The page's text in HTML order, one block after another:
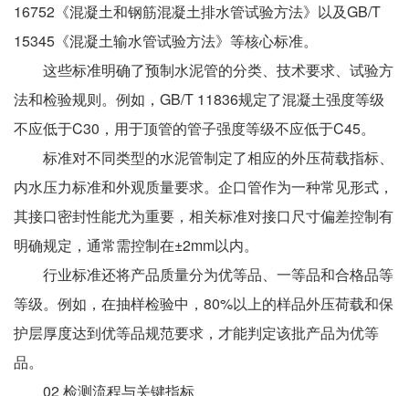
16752《混凝土和钢筋混凝土排水管试验方法》以及GB/T
15345《混凝土输水管试验方法》等核心标准。
这些标准明确了预制水泥管的分类、技术要求、试验方
法和检验规则。例如，GB/T 11836规定了混凝土强度等级
不应低于C30，用于顶管的管子强度等级不应低于C45。
标准对不同类型的水泥管制定了相应的外压荷载指标、
内水压力标准和外观质量要求。企口管作为一种常见形式，
其接口密封性能尤为重要，相关标准对接口尺寸偏差控制有
明确规定，通常需控制在±2mm以内。
行业标准还将产品质量分为优等品、一等品和合格品等
等级。例如，在抽样检验中，80%以上的样品外压荷载和保
护层厚度达到优等品规范要求，才能判定该批产品为优等
品。
02 检测流程与关键指标